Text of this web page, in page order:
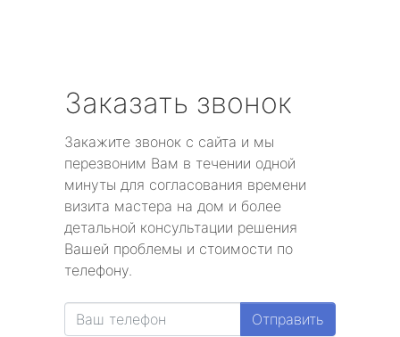
Заказать звонок
Закажите звонок с сайта и мы
перезвоним Вам в течении одной
минуты для согласования времени
визита мастера на дом и более
детальной консультации решения
Вашей проблемы и стоимости по
телефону.
Отправить